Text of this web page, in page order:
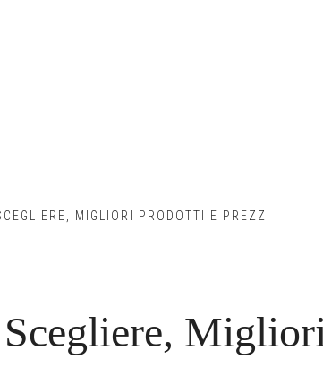
MIGLIORI PRODOTTI E PREZZI